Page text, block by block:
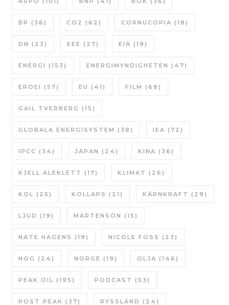
BP (36) CO2 (62) CORNUCOPIA (18)
DN (23) EEE (27) EIA (19)
ENERGI (153) ENERGIMYNDIGHETEN (47)
EROEI (57) EU (41) FILM (68)
GAIL TVERBERG (15)
GLOBALA ENERGISYSTEM (38) IEA (72)
IPCC (34) JAPAN (24) KINA (36)
KJELL ALEKLETT (17) KLIMAT (26)
KOL (25) KOLLAPS (21) KÄRNKRAFT (29)
LJUD (19) MARTENSON (15)
NATE HAGENS (19) NICOLE FOSS (23)
NOG (24) NORGE (19) OLJA (146)
PEAK OIL (195) PODCAST (53)
POST PEAK (37) RYSSLAND (24)